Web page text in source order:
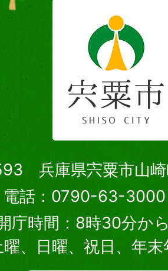
兵庫県宍粟市山崎
電話：0790-63-3000
庁時間：8時30分か
曜、日曜、祝日、年